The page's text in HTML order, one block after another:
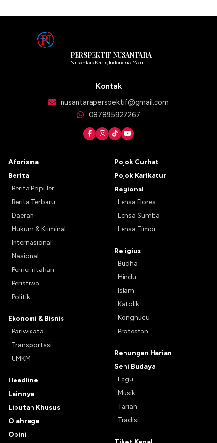
PERSPEKTIF NUSANTARA
Nusantara Kritis, Indonesia Maju
Kontak
nusantaraperspektif@gmail.com
087895927267
Aforisma
Berita
Berita Populer
Berita Terbaru
Daerah
Hukum & Kriminal
Internasional
Nasional
Pemerintahan
Peristiwa
Politik
Ekonomi & Bisnis
Pariwisata
Transportasi
UMKM
Headline
Lainnya
Liputan Khusus
Olahraga
Opini
Pojok Curhat
Pojok Karikatur
Regional
Lensa Flores
Lensa Sumba
Lensa Timor
Religius
Budha
Hindu
Islam
Katolik
Konghucu
Protestan
Renungan Harian
Seni Budaya
Lagu
Musik
Tarian
Tradisi